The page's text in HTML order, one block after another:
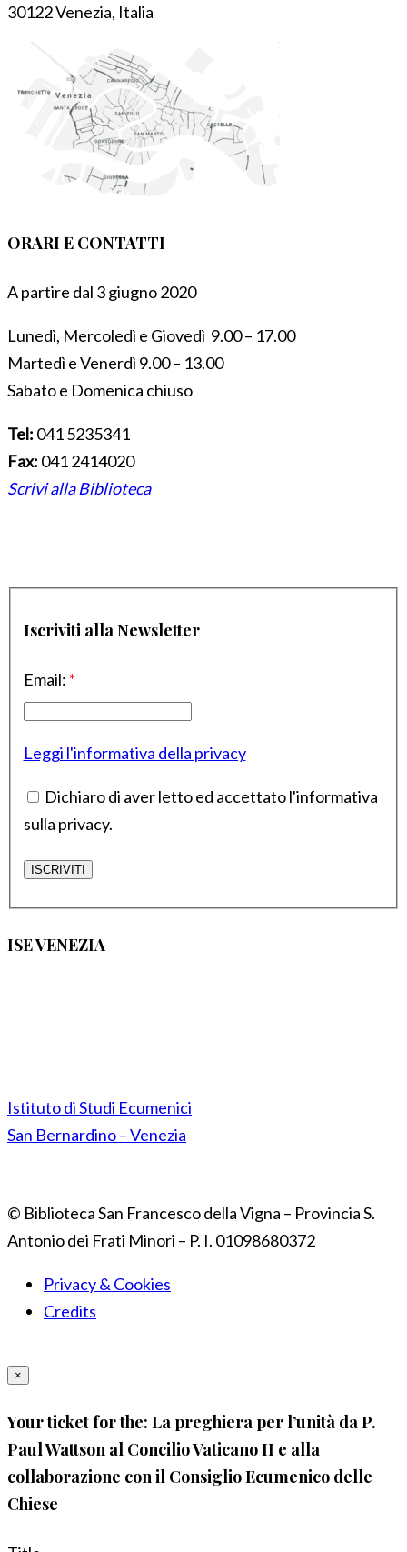
30122 Venezia, Italia
ORARI E CONTATTI
A partire dal 3 giugno 2020
Lunedì, Mercoledì e Giovedì 9.00 – 17.00
Martedì e Venerdì 9.00 – 13.00
Sabato e Domenica chiuso
Tel: 041 5235341
Fax: 041 2414020
Scrivi alla Biblioteca
Iscriviti alla Newsletter
Email: *
Leggi l'informativa della privacy
Dichiaro di aver letto ed accettato l'informativa
sulla privacy.
ISE VENEZIA
Istituto di Studi Ecumenici
San Bernardino – Venezia
© Biblioteca San Francesco della Vigna – Provincia S.
Antonio dei Frati Minori – P. I. 01098680372
Privacy & Cookies
Credits
×
Your ticket for the: La preghiera per l’unità da P.
Paul Wattson al Concilio Vaticano II e alla
collaborazione con il Consiglio Ecumenico delle
Chiese